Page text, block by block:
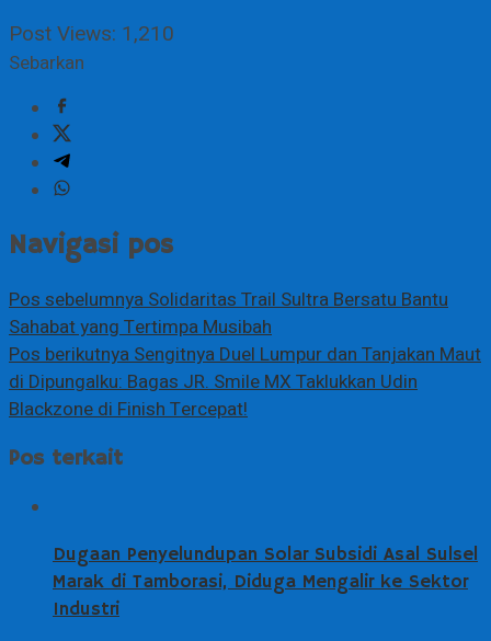
Post Views: 1,210
Sebarkan
Navigasi pos
Pos sebelumnyaSolidaritas Trail Sultra Bersatu Bantu
Sahabat yang Tertimpa Musibah
Pos berikutnyaSengitnya Duel Lumpur dan Tanjakan Maut
di Dipungalku: Bagas JR. Smile MX Taklukkan Udin
Blackzone di Finish Tercepat!
Pos terkait
Dugaan Penyelundupan Solar Subsidi Asal Sulsel
Marak di Tamborasi, Diduga Mengalir ke Sektor
Industri